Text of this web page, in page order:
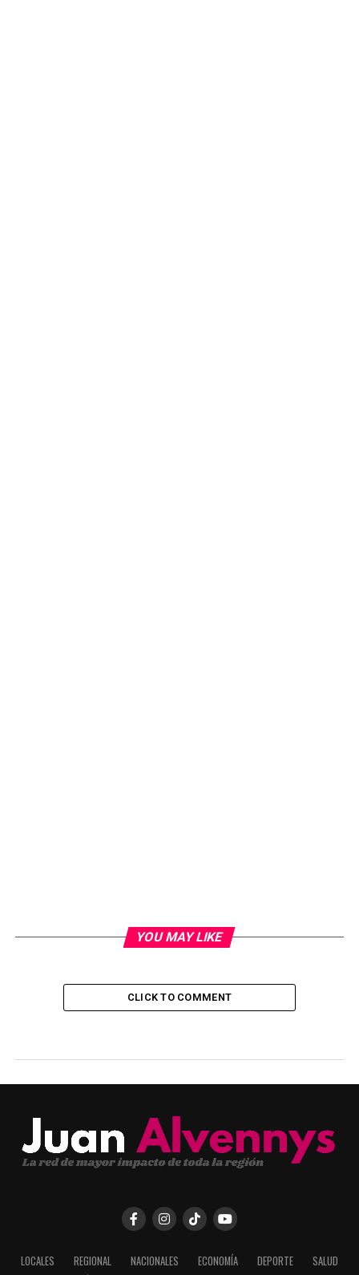
YOU MAY LIKE
CLICK TO COMMENT
LOCALES REGIONAL NACIONALES ECONOMÍA DEPORTE
SALUD